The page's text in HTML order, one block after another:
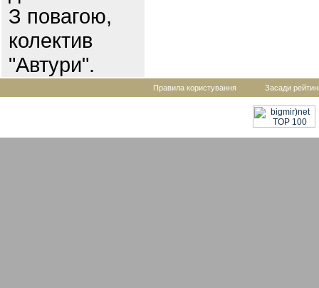
З повагою,
колектив
"Автури".
Правила користування Засади